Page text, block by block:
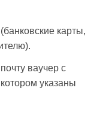
карты,
ваучер с
указаны